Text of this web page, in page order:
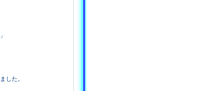
した。